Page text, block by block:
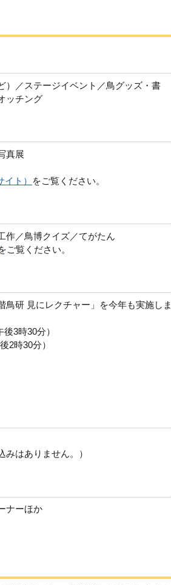
）／ステージイベント／鳥グッズ・書
ッチング
真展
ト） をご覧ください。
作／鳥博クイズ／てがたん
ご覧ください。
研 見にレクチャー」を今年も実施しま
3時30分）
時30分）
はありません。）
ナーほか